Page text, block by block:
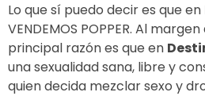
Lo que sí puedo decir es que en
VENDEMOS POPPER. Al
principal razón es que en
una sexualidad sana, libre y
quien decida mezclar sexo y